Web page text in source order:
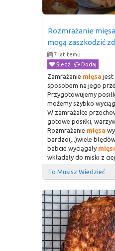
Rozmrażanie
mogą zaszkodzić
7 lat temu
Śledź
Dodaj
Zamrażanie mięsa jest
sposobem na jego
Przygotowujemy
możemy szybko
W zamrażalce
gotowe posiłki,
Rozmrażanie mięsa
bardzo(...)wiele
babcie wyciągały
wkładały do miski z
To Musisz Wiedzieć